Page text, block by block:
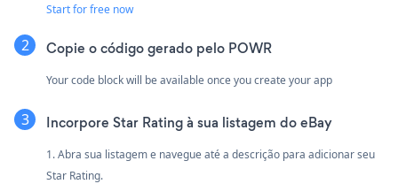
Start for free now
Copie o código gerado pelo POWR
Your code block will be available once you create your app
Incorpore Star Rating à sua listagem do eBay
1. Abra sua listagem e navegue até a descrição para adicionar seu
Star Rating.